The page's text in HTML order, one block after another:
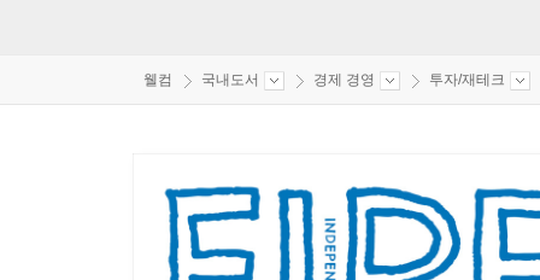
웰컴 국내도서 경제 경영 투자/재테크